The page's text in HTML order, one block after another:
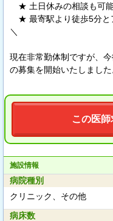
★ 土日休みの相談も可
★ 最寄駅より徒歩5分と
＼
現在非常勤体制ですが、
の募集を開始いたしました
この医
施設情報
病院種別
クリニック、その他
病床数